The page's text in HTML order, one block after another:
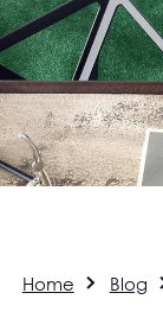
Home Blog